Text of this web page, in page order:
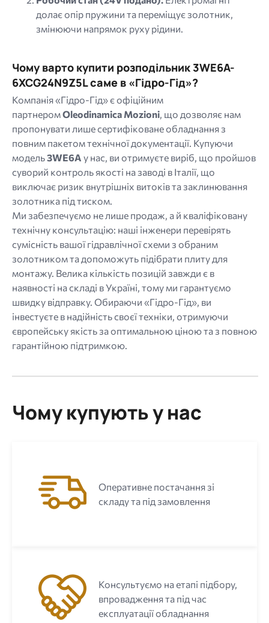
долає опір пружини та переміщує золотник,
змінюючи напрямок руху рідини.
Чому варто купити розподільник 3WE6A-
6XCG24N9Z5L саме в «Гідро-Гід»?
Компанія «Гідро-Гід» є офіційним
партнеромOleodinamica Mozioni , що дозволяє нам
пропонувати лише сертифіковане обладнання з
повним пакетом технічної документації. Купуючи
модель3WE6A у нас, ви отримуєте виріб, що пройшов
суворий контроль якості на заводі в Італії, що
виключає ризик внутрішніх витоків та заклинювання
золотника під тиском.
Ми забезпечуємо не лише продаж, а й кваліфіковану
технічну консультацію: наші інженери перевірять
сумісність вашої гідравлічної схеми з обраним
золотником та допоможуть підібрати плиту для
монтажу. Велика кількість позицій завжди є в
наявності на складі в Україні, тому ми гарантуємо
швидку відправку. Обираючи «Гідро-Гід», ви
інвестуєте в надійність своєї техніки, отримуючи
європейську якість за оптимальною ціною та з повною
гарантійною підтримкою.
Чому купують у нас
Оперативне постачання зі
складу та під замовлення
Консультуємо на етапі підбору,
впровадження та під час
експлуатації обладнання